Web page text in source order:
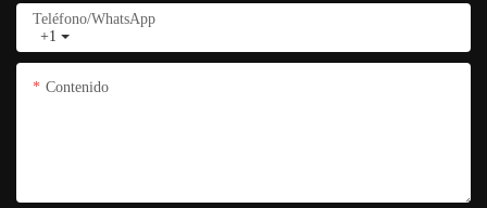
+1
Teléfono/WhatsApp
Contenido